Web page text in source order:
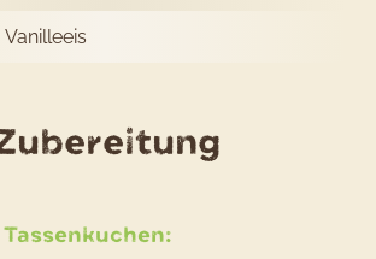
Vanilleeis